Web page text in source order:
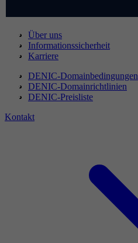
Über uns
Informationssicherheit
Karriere
DENIC-Domainbedingungen
DENIC-Domainrichtlinien
DENIC-Preisliste
Kontakt